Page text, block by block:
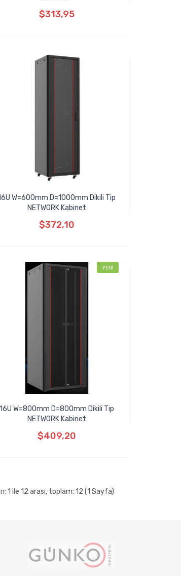
$313,95
W=600mm D=1000mm Dikili Tip
NETWORK Kabinet
$372,10
YENİ
16U W=800mm D=800mm Dikili Tip
NETWORK Kabinet
$409,20
1 ile 12 arası, toplam: 12 (1 Sayfa)